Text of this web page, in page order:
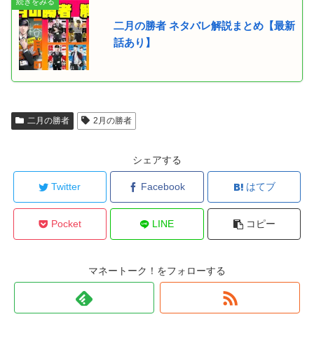
二月の勝者 ネタバレ解説まとめ【最新
話あり】
二月の勝者 2月の勝者
シェアする
Twitter Facebook はてブ
Pocket LINE コピー
マネートーク！をフォローする